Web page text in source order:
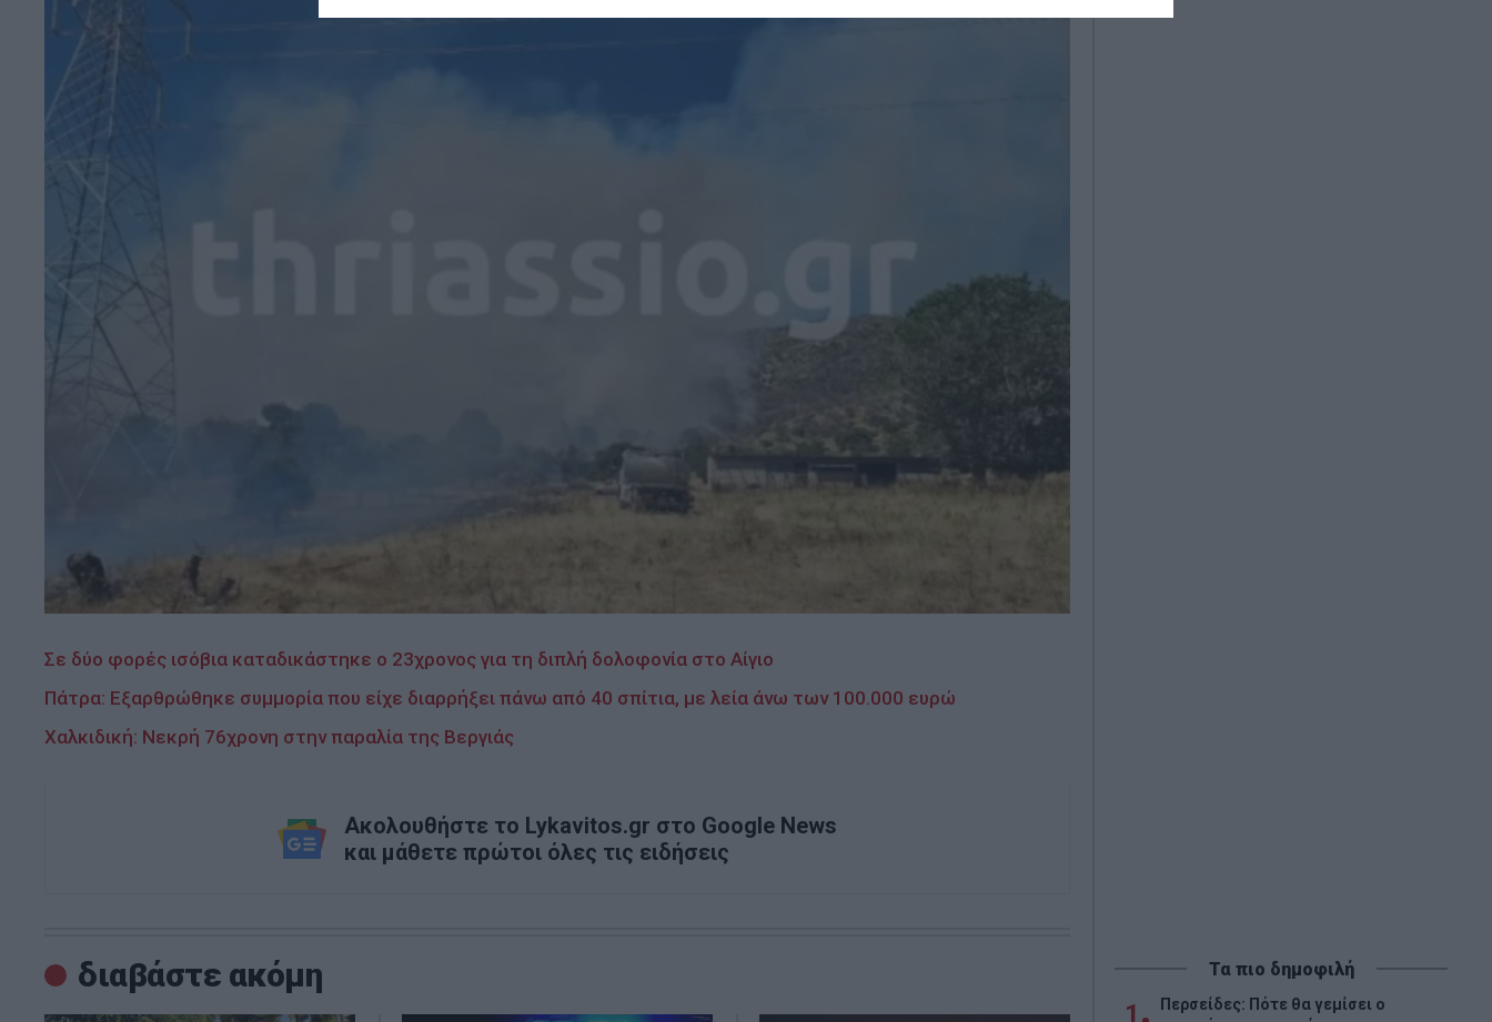
Σε δύο φορές ισόβια καταδικάστηκε ο 23χρονος για τη διπλή δολοφονία στο Αίγιο
Πάτρα: Εξαρθρώθηκε συμμορία που είχε διαρρήξει πάνω από 40 σπίτια, με λεία άνω των 100.000 ευρώ
Χαλκιδική: Νεκρή 76χρονη στην παραλία της Βεργιάς
Ακολουθήστε το Lykavitos.gr στο Google News
και μάθετε πρώτοι όλες τις ειδήσεις
διαβάστε ακόμη Τα πιο δημοφιλή
1
Περσείδες: Πότε θα γεμίσει ο